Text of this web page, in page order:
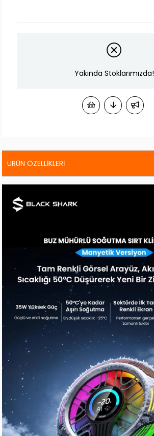
Yakında Stoklarımızda!
ÜRÜN ÖZELLIKLERI